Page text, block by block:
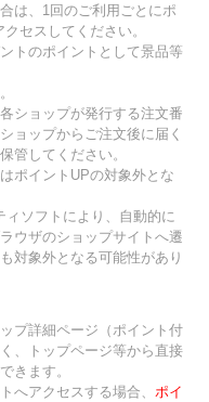
は、1回のご利用ごとにポ
セスしてください。
トのポイントとして景品等
ショップが発行する注文番
ョップからご注文後に届く
管してください。
ポイントUPの対象外とな
ソフトにより、自動的に
ウザのショップサイトへ遷
対象外となる可能性があり
プ詳細ページ（ポイント付
、トップページ等から直接
きます。
へアクセスする場合、 ポイ